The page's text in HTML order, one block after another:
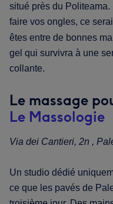
situé près du
faire vos ongles, ce
êtes entre de bonnes
gel qui survivra à une
collante.
Le massage
Le Massologie
Via dei Cantieri, 2n ,
Un studio dédié
ce que les pavés de